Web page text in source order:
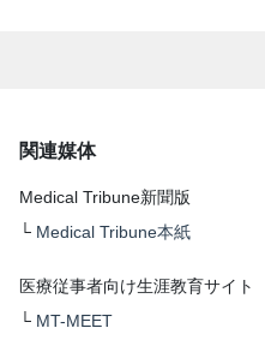
関連媒体
Medical Tribune新聞版
└ Medical Tribune本紙
医療従事者向け生涯教育サイト
└ MT-MEET